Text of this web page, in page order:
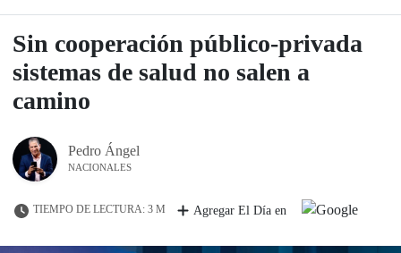
Sin cooperación público-privada
sistemas de salud no salen a
camino
Pedro Ángel
NACIONALES
TIEMPO DE LECTURA: 3 M Agregar El Día en